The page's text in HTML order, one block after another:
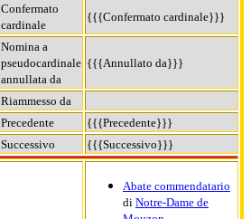
Confermato
cardinale
{{{Confermato cardinale}}}
Nomina a
pseudocardinale
annullata da
{{{Annullato da}}}
Riammesso da
Precedente
{{{Precedente}}}
Successivo
{{{Successivo}}}
Abate commendatario
di Notre-Dame de